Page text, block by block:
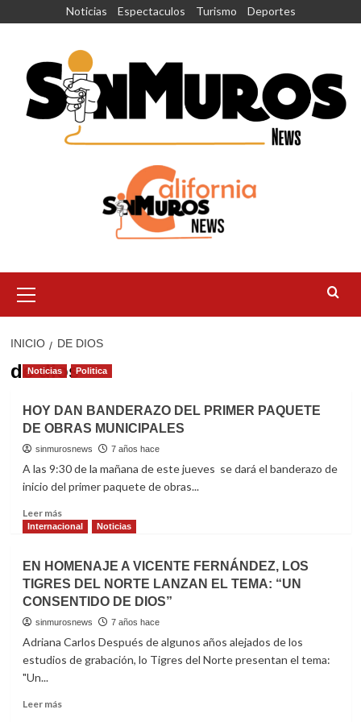
Noticias Espectaculos Turismo Deportes
principal
INICIO DE DIOS
de dios
Noticias Politica
HOY DAN BANDERAZO DEL PRIMER PAQUETE
DE OBRAS MUNICIPALES
sinmurosnews 7 años hace
A las 9:30 de la mañana de este jueves se dará el banderazo de
inicio del primer paquete de obras...
Leer másRead
more
DAN
BANDERAZO
DEL
PRIMER
DE
OBRAS
Internacional Noticias
EN HOMENAJE A VICENTE FERNÁNDEZ, LOS
TIGRES DEL NORTE LANZAN EL TEMA: “UN
CONSENTIDO DE DIOS”
sinmurosnews 7 años hace
Adriana Carlos Después de algunos años alejados de los
estudios de grabación, lo Tigres del Norte presentan el tema:
"Un...
Leer másRead